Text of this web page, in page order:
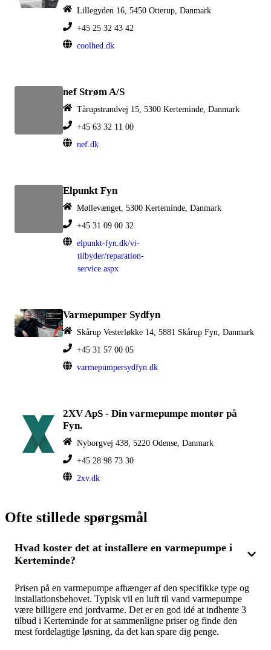
Lillegyden 16, 5450 Otterup, Danmark
+45 25 32 43 42
coolhed.dk
nef Strøm A/S
Tårupstrandvej 15, 5300 Kerteminde, Danmark
+45 63 32 11 00
nef.dk
Elpunkt Fyn
Møllevænget, 5300 Kerteminde, Danmark
+45 31 09 00 32
elpunkt-fyn.dk/vi-
tilbyder/reparation-
service.aspx
Varmepumper Sydfyn
Skårup Vesterløkke 14, 5881 Skårup Fyn, Danmark
+45 31 57 00 05
varmepumpersydfyn.dk
2XV ApS - Din varmepumpe montør på
Fyn.
Nyborgvej 438, 5220 Odense, Danmark
+45 28 98 73 30
2xv.dk
Ofte stillede spørgsmål
Hvad koster det at installere en varmepumpe i
Kerteminde?
Prisen på en varmepumpe afhænger af den specifikke type og
installationsbehovet. Typisk vil en luft til vand varmepumpe
være billigere end jordvarme. Det er en god idé at indhente 3
tilbud i Kerteminde for at sammenligne priser og finde den
mest fordelagtige løsning, da det kan spare dig penge.